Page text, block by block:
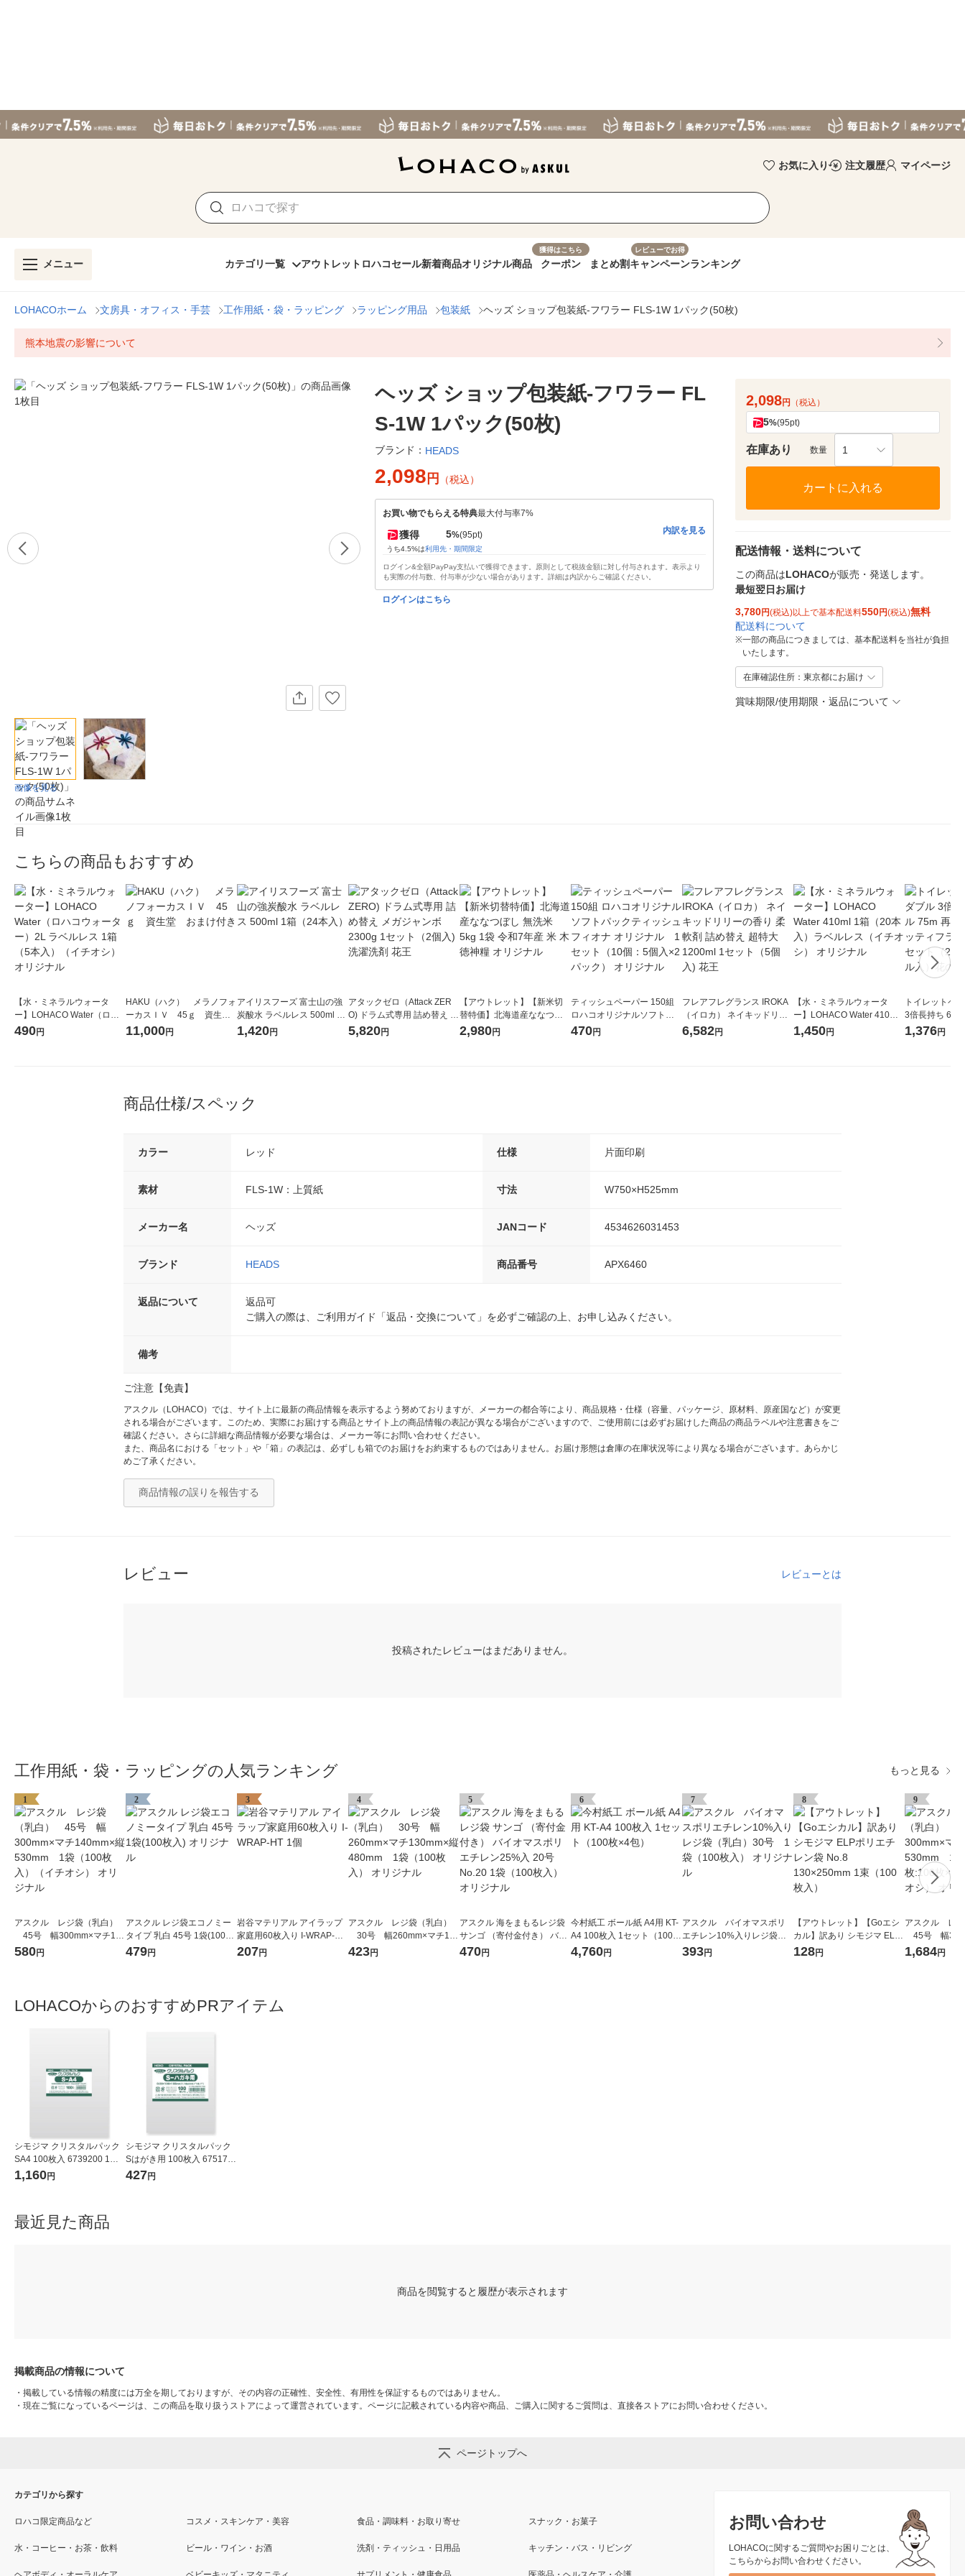
お気に入り 注文履歴 マイページ
メニュー カテゴリ一覧 アウトレット ロハコセール新着商品オリジナル商品
獲得はこちら
クーポン まとめ割
レビューでお得
キャンペーンランキング
LOHACOホーム 文房具・オフィス・手芸 工作用紙・袋・ラッピング ラッピング用品 包装紙 ヘッズ ショップ包装紙-フワラー FLS-1W 1パック(50枚)
熊本地震の影響について
画像を見る
ヘッズ ショップ包装紙-フワラー FL
S-1W 1パック(50枚)
ブランド： HEADS
2,098 円 （税込）
お買い物でもらえる特典最大付与率7%
獲得 5%(95pt)
うち4.5%は利用先・期間限定
内訳を見る
ログイン&全額PayPay支払いで獲得できます。原則として税抜金額に対し付与されます。表示より
も実際の付与数、付与率が少ない場合があります。詳細は内訳からご確認ください。
ログインはこちら
2,098円 （税込）
5%(95pt)
在庫あり 数量 1
カートに入れる
配送情報・送料について
この商品はLOHACOが販売・発送します。
最短翌日お届け
3,780円(税込)以上で基本配送料550円(税込)無料
配送料について
※一部の商品につきましては、基本配送料を当社が負担
いたします。
在庫確認住所：東京都にお届け
賞味期限/使用期限・返品について
こちらの商品もおすすめ
【水・ミネラルウォータ
ー】LOHACO Water（ロハ
コウォーター）2L ラベルレ
490円
HAKU（ハク） メラノフォ
ーカスＩＶ 45ｇ 資生
堂 おまけ付き
11,000円
アイリスフーズ 富士山の強
炭酸水 ラベルレス 500ml 1
箱（24本入）
1,420円
アタックゼロ（Attack ZER
O) ドラム式専用 詰め替え メ
ガジャンボ 2300g 1セット
5,820円
【アウトレット】【新米切
替特価】北海道産ななつぼ
し 無洗米 5kg 1袋 令和7年産
2,980円
ティッシュペーパー 150組
ロハコオリジナルソフトパ
ックティッシュ フィオナ オ
470円
フレアフレグランス IROKA
（イロカ） ネイキッドリリ
ーの香り 柔軟剤 詰め替え 超
6,582円
【水・ミネラルウォータ
ー】LOHACO Water 410ml
1箱（20本入）ラベルレス
1,450円
トイレットペ
3倍長持ち 6ロール
紙配合 スコッ
1,376円
商品仕様/スペック
カラー レッド 仕様 片面印刷
素材 FLS-1W：上質紙 寸法 W750×H525mm
メーカー名 ヘッズ JANコード 4534626031453
ブランド HEADS 商品番号 APX6460
返品について
返品可
ご購入の際は、ご利用ガイド「返品・交換について」を必ずご確認の上、お申し込みください。
備考
ご注意【免責】
アスクル（LOHACO）では、サイト上に最新の商品情報を表示するよう努めておりますが、メーカーの都合等により、商品規格・仕様（容量、パッケージ、原材料、原産国など）が変更
される場合がございます。このため、実際にお届けする商品とサイト上の商品情報の表記が異なる場合がございますので、ご使用前には必ずお届けした商品の商品ラベルや注意書きをご
確認ください。さらに詳細な商品情報が必要な場合は、メーカー等にお問い合わせください。
また、商品名における「セット」や「箱」の表記は、必ずしも箱でのお届けをお約束するものではありません。お届け形態は倉庫の在庫状況等により異なる場合がございます。あらかじ
めご了承ください。
商品情報の誤りを報告する
レビュー レビューとは
投稿されたレビューはまだありません。
工作用紙・袋・ラッピングの人気ランキング もっと見る
1
アスクル レジ袋（乳白）
45号 幅300mm×マチ140
mm×縦530mm 1袋（100
580円
2
アスクル レジ袋エコノミー
タイプ 乳白 45号 1袋(100枚
入) オリジナル
479円
3
岩谷マテリアル アイラップ
家庭用60枚入り I-WRAP-HT
1個
207円
4
アスクル レジ袋（乳白）
30号 幅260mm×マチ130
mm×縦480mm 1袋（100
423円
5
アスクル 海をまもるレジ袋
サンゴ （寄付金付き） バイ
オマスポリエチレン25%入 2
470円
6
今村紙工 ボール紙 A4用 KT-
A4 100枚入 1セット（100枚
×4包）
4,760円
7
アスクル バイオマスポリ
エチレン10%入りレジ袋
（乳白）30号 1袋（100枚
393円
8
【アウトレット】【Goエシ
カル】訳あり シモジマ ELP
ポリエチレン袋 No.8 130×2
128円
9
アスクル レジ
45号 幅
mm×縦
1,684円
LOHACOからのおすすめPRアイテム
シモジマ クリスタルパック
SA4 100枚入 6739200 1袋
(100枚入)
1,160円
シモジマ クリスタルパック
Sはがき用 100枚入 675170
0 1袋(100枚入)
427円
最近見た商品
商品を閲覧すると履歴が表示されます
掲載商品の情報について
・ 掲載している情報の精度には万全を期しておりますが、その内容の正確性、安全性、有用性を保証するものではありません。
・ 現在ご覧になっているページは、この商品を取り扱うストアによって運営されています。ページに記載されている内容や商品、ご購入に関するご質問は、直接各ストアにお問い合わせください。
ページトップへ
お問い合わせ
LOHACOに関するご質問やお困りごとは、
こちらからお問い合わせください。
カテゴリから探す
ロハコ限定商品など コスメ・スキンケア・美容 食品・調味料・お取り寄せ スナック・お菓子
水・コーヒー・お茶・飲料 ビール・ワイン・お酒 洗剤・ティッシュ・日用品 キッチン・バス・リビング